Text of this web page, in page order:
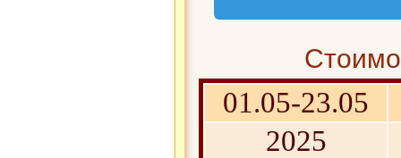
01.05-23.05
2025